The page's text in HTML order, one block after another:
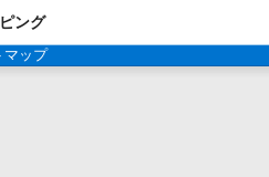
ング
マップ